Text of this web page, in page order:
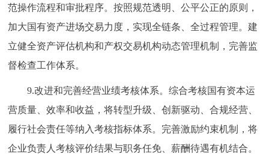
范操作流程和审批程序。按照规范透明、公平公正的原则，
加大国有资产进场交易力度，实现全链条、全过程管理。建
立健全资产评估机构和产权交易机构动态管理机制，完善监
督检查工作体系。
9.改进和完善经营业绩考核体系。综合考核国有资本运
营质量、效率和收益，将转型升级、创新驱动、合规经营、
履行社会责任等纳入考核指标体系。完善激励约束机制，将
企业负责人考核评价结果与职务任免、薪酬待遇有机结合。